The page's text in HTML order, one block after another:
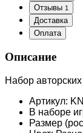
Отзывы 1
Доставка
Оплата
Описание
Набор
Артикул:
В наборе
Размер